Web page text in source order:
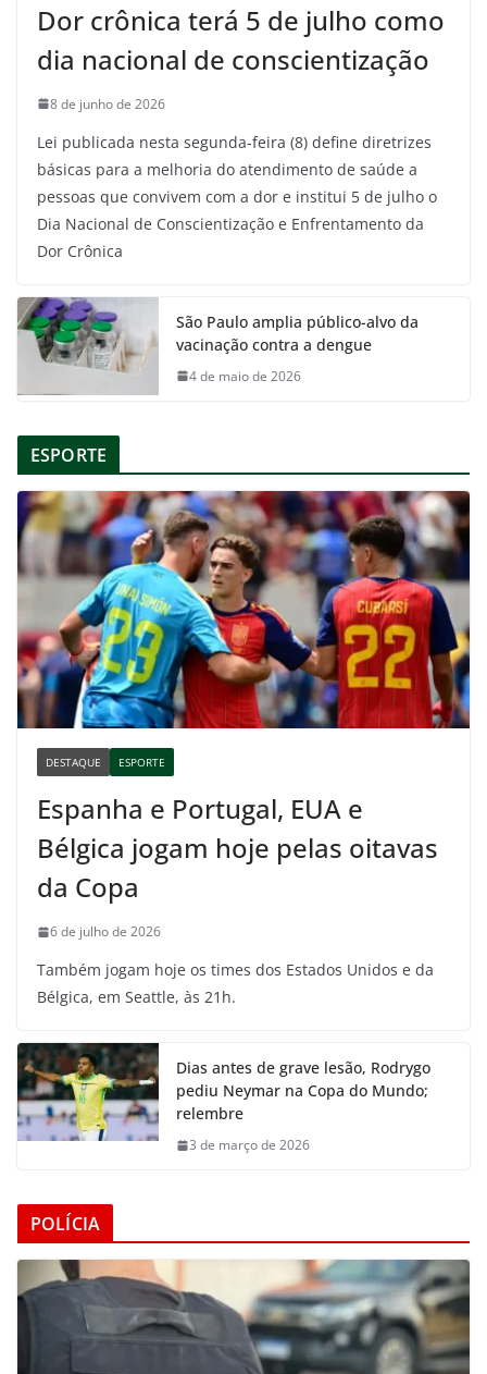
Dor crônica terá 5 de julho como
dia nacional de conscientização
8 de junho de 2026
Lei publicada nesta segunda-feira (8) define diretrizes
básicas para a melhoria do atendimento de saúde a
pessoas que convivem com a dor e institui 5 de julho o
Dia Nacional de Conscientização e Enfrentamento da
Dor Crônica
São Paulo amplia público-alvo da
vacinação contra a dengue
4 de maio de 2026
ESPORTE
DESTAQUE ESPORTE
Espanha e Portugal, EUA e
Bélgica jogam hoje pelas oitavas
da Copa
6 de julho de 2026
Também jogam hoje os times dos Estados Unidos e da
Bélgica, em Seattle, às 21h.
Dias antes de grave lesão, Rodrygo
pediu Neymar na Copa do Mundo;
relembre
3 de março de 2026
POLÍCIA